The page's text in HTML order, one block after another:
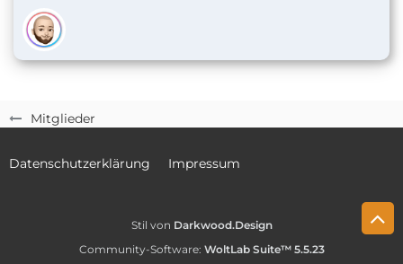
Mitglieder
Datenschutzerklärung Impressum
Stil von Darkwood.Design
Community-Software: WoltLab Suite™ 5.5.23